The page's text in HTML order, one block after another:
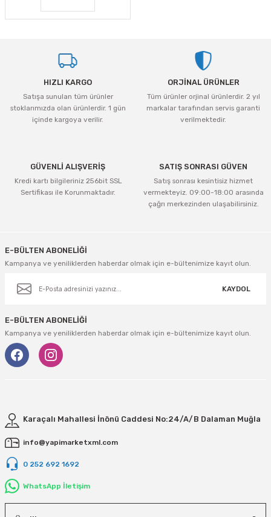
HIZLI KARGO
Satışa sunulan tüm ürünler
stoklarımızda olan ürünlerdir. 1 gün
içinde kargoya verilir.
ORJİNAL ÜRÜNLER
Tüm ürünler orjinal ürünlerdir. 2 yıl
markalar tarafından servis garanti
verilmektedir.
GÜVENLİ ALIŞVERİŞ
Kredi kartı bilgileriniz 256bit SSL
Sertifikası ile Korunmaktadır.
SATIŞ SONRASI GÜVEN
Satış sonrası kesintisiz hizmet
vermekteyiz. 09:00-18:00 arasında
çağrı merkezinden ulaşabilirsiniz.
E-BÜLTEN ABONELİĞİ
Kampanya ve yeniliklerden haberdar olmak için e-bültenimize kayıt olun.
KAYDOL
E-BÜLTEN ABONELİĞİ
Kampanya ve yeniliklerden haberdar olmak için e-bültenimize kayıt olun.
Karaçalı Mahallesi İnönü Caddesi No:24/A/B Dalaman Muğla
info@yapimarketxml.com
0 252 692 1692
WhatsApp İletişim